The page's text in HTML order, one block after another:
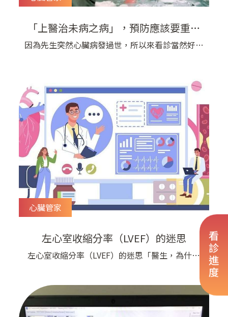
看診進度
「上醫治未病之病」，預防應該要重於
治療
因為先生突然心臟病發過世，所以來看診當然好呀
或發生意外，所以來檢查自己的身體。 雖然很高
興，也很願意幫大家即早偵測心臟疾病，但如果出
事的那一位也能夠更早一點發現，那該有多好​大家
都崇拜英雄，醫學界也是，幫大
心臟管家
左心室收縮分率（LVEF）的迷思
左心室收縮分率（LVEF）的迷思​「醫生，為什麼
來，我們使用心臟超音波量測的左心室收縮分率
（Left ventricular ejection fraction, LVEF）來評
估心臟的功能，也用來診斷是否有心臟衰竭。 最